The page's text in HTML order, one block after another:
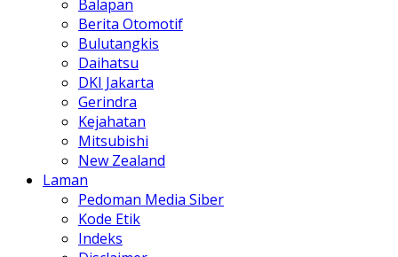
Balapan
Berita Otomotif
Bulutangkis
Daihatsu
DKI Jakarta
Gerindra
Kejahatan
Mitsubishi
New Zealand
Laman
Pedoman Media Siber
Kode Etik
Indeks